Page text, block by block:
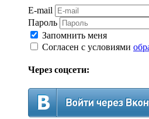
E-mail
Пароль
Запомнить меня
Согласен с условиями
Через соцсети: